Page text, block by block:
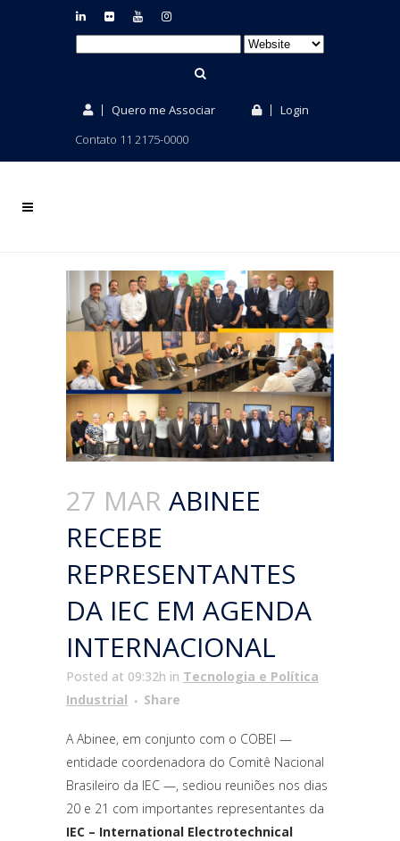
Quero me Associar
Login
Contato 11 2175-0000
27 MAR ABINEE
RECEBE
REPRESENTANTES
DA IEC EM AGENDA
INTERNACIONAL
Posted at 09:32h in Tecnologia e Política
Industrial
Share
A Abinee, em conjunto com o COBEI —
entidade coordenadora do Comitê Nacional
Brasileiro da IEC —, sediou reuniões nos dias
20 e 21 com importantes representantes da
IEC – International Electrotechnical